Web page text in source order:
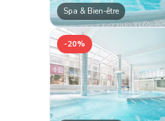
Spa & Bien-être
-20%